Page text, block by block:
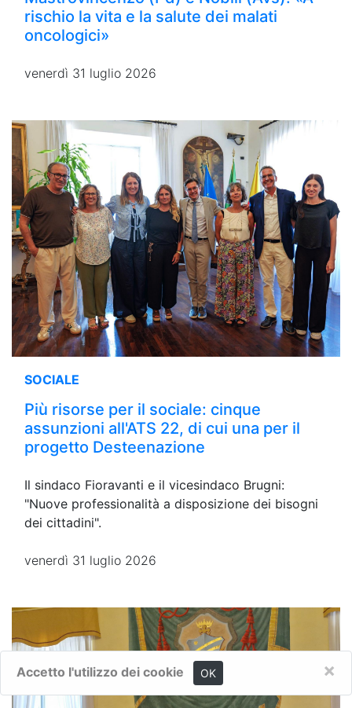
rischio la vita e la salute dei malati
oncologici»
venerdì 31 luglio 2026
SOCIALE
Più risorse per il sociale: cinque
assunzioni all'ATS 22, di cui una per il
progetto Desteenazione
Il sindaco Fioravanti e il vicesindaco Brugni:
"Nuove professionalità a disposizione dei bisogni
dei cittadini".
venerdì 31 luglio 2026
Accetto l'utilizzo dei cookie OK ×